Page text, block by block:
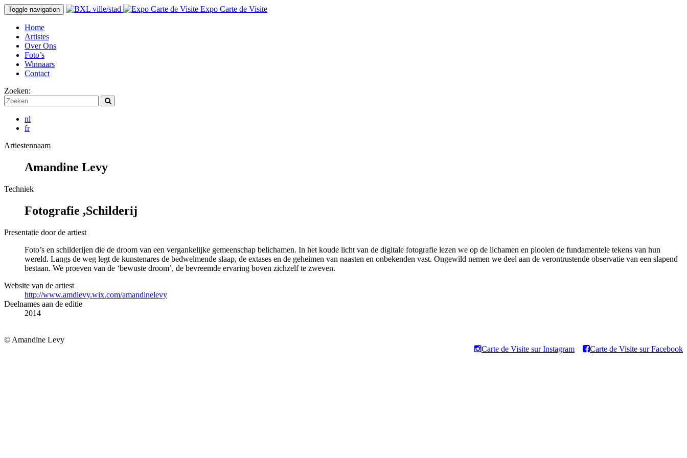
Toggle navigation Expo Carte de Visite
Home
Artistes
Over Ons
Foto’s
Winnaars
Contact
Zoeken:
nl
fr
Artiestennaam
Amandine Levy
Techniek
Fotografie ,Schilderij
Presentatie door de artiest
Foto’s en schilderijen die de droom van een vergankelijke gemeenschap belichamen. In het koude licht van de digitale fotografie lezen we op de lichamen en plooien de fundamentele tekens van hun
wereld. Langs de weg legt de kunstenares de bedwelmende slaap, de extases en de geheimen van naasten en onbekenden vast. Ongewild nemen we deel aan de verontrustende observatie van een slapend
bestaan. We proeven van de ‘bewuste droom’, de bevreemde ervaring boven zichzelf te zweven.
Website van de artiest
http://www.amdlevy.wix.com/amandinelevy
Deelnames aan de editie
2014
© Amandine Levy
Carte de Visite sur Facebook
Carte de Visite sur Instagram